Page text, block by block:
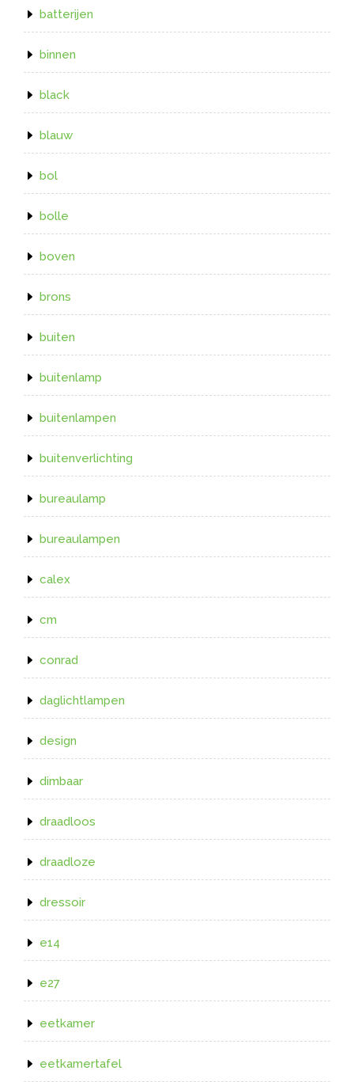
batterijen
binnen
black
blauw
bol
bolle
boven
brons
buiten
buitenlamp
buitenlampen
buitenverlichting
bureaulamp
bureaulampen
calex
cm
conrad
daglichtlampen
design
dimbaar
draadloos
draadloze
dressoir
e14
e27
eetkamer
eetkamertafel